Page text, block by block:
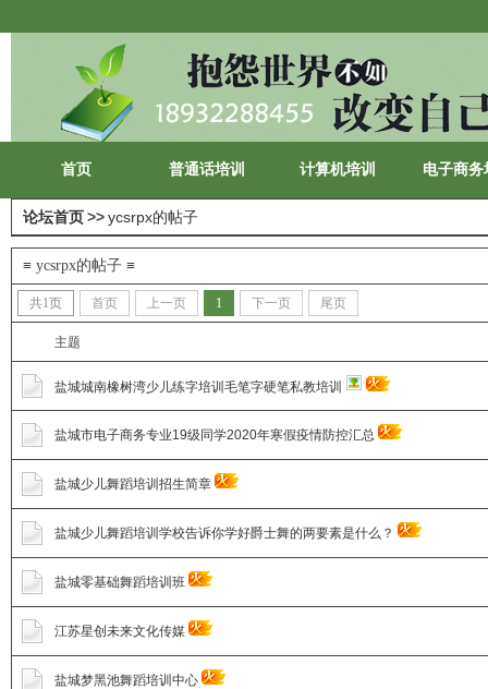
首页 普通话培训 计算机培训 电子商务
论坛首页>>ycsrpx的帖子
≡ ycsrpx的帖子 ≡
共1页 首页 上一页 1 下一页 尾页
主题
盐城城南橡树湾少儿练字培训毛笔字硬笔私教培训
盐城市电子商务专业19级同学2020年寒假疫情防控汇总
盐城少儿舞蹈培训招生简章
盐城少儿舞蹈培训学校告诉你学好爵士舞的两要素是什么？
盐城零基础舞蹈培训班
江苏星创未来文化传媒
盐城梦黑池舞蹈培训中心